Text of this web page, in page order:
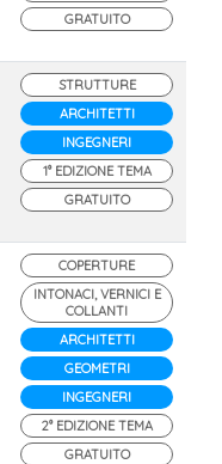
GRATUITO
STRUTTURE
ARCHITETTI
INGEGNERI
1° EDIZIONE TEMA
GRATUITO
COPERTURE
INTONACI, VERNICI E
COLLANTI
ARCHITETTI
GEOMETRI
INGEGNERI
2° EDIZIONE TEMA
GRATUITO